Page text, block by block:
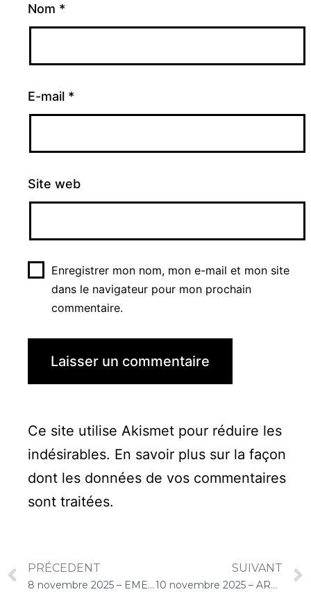
Nom *
E-mail *
Site web
Enregistrer mon nom, mon e-mail et mon site
dans le navigateur pour mon prochain
commentaire.
Ce site utilise Akismet pour réduire les
indésirables. En savoir plus sur la façon
dont les données de vos commentaires
sont traitées.
PRÉCEDENT
8 novembre 2025 – EMEIS Les Trois Lions (Crosne) : Concert « Cello Solo »
SUIVANT
10 novembre 2025 – ARPAVIE Arletty (Limeil-Brévannes) : Concert « Choco-Cello Solo »